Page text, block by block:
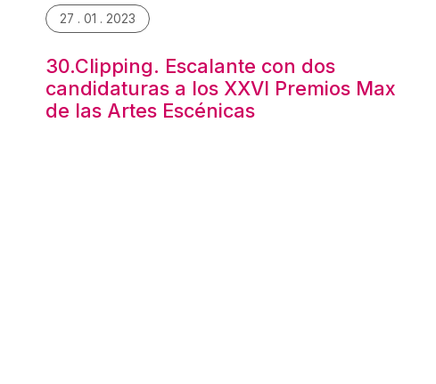
27 . 01 . 2023
30.Clipping. Escalante con dos
candidaturas a los XXVI Premios Max
de las Artes Escénicas